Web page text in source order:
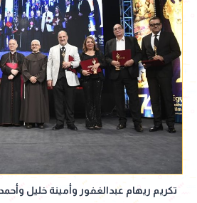
تكريم ريهام عبدالغفور وأمينة خليل